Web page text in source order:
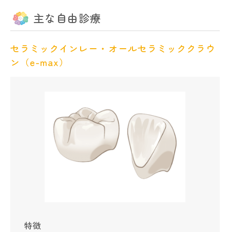
主な自由診療
セラミックインレー・オールセラミッククラウ
ン（e-max）
特徴